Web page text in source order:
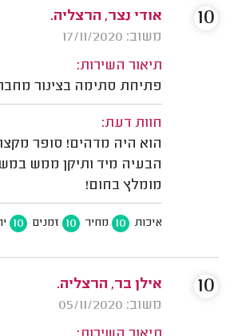
אודי נצר, הרצליה.
משוב: 17/11/2020
תיאור השירות:
פתיחת סתימה בצינור
חוות דעת:
הוא היה מדהים! סופר
הבעיה מיד ותיקן ממש
מומלץ בחום!
איכות 10 מחיר 10 זמנים 10
10
אילן בר, הרצליה.
משוב: 05/11/2020
10